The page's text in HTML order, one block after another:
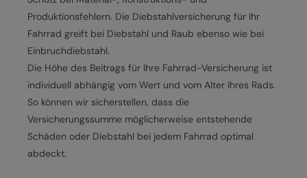
Alle entdecken
E-BIKE FULLY
E-BIKE HARDTAIL
E-BIKE TOUR
JOBS
KONTAKT
PRODUKTRÜCKRUFE
Produktionsfehlern. Die Diebstahlversicherung für Ihr
Fahrrad greift bei Diebstahl und Raub ebenso wie bei
Einbruchdiebstahl.
Die Höhe des Beitrags für Ihre Fahrrad-Versicherung ist
individuell abhängig vom Wert und vom Alter Ihres Rads.
So können wir sicherstellen, dass die
Versicherungssumme möglicherweise entstehende
Schäden oder Diebstahl bei jedem Fahrrad optimal
abdeckt.